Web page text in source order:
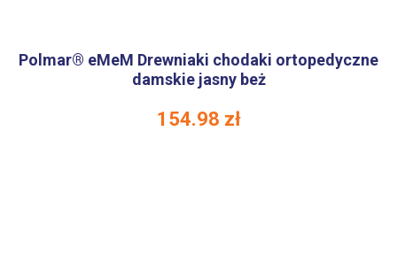
Polmar® eMeM Drewniaki chodaki ortopedyczne
damskie jasny beż
154.98 zł